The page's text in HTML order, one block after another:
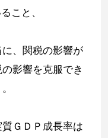
こと、
、関税の影響が
影響を克服でき
ＧＤＰ成長率は